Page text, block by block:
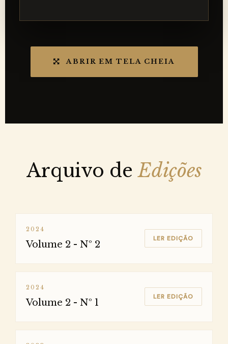
ABRIR EM TELA CHEIA
Arquivo deEdições
2024
Volume 2 - Nº 2
LER EDIÇÃO
2024
Volume 2 - Nº 1
LER EDIÇÃO